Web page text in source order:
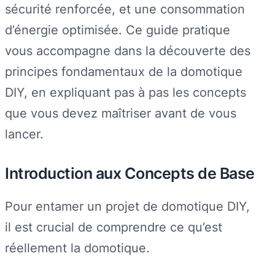
sécurité renforcée, et une consommation
d’énergie optimisée. Ce guide pratique
vous accompagne dans la découverte des
principes fondamentaux de la domotique
DIY, en expliquant pas à pas les concepts
que vous devez maîtriser avant de vous
lancer.
Introduction aux Concepts de Base
Pour entamer un projet de domotique DIY,
il est crucial de comprendre ce qu’est
réellement la domotique.